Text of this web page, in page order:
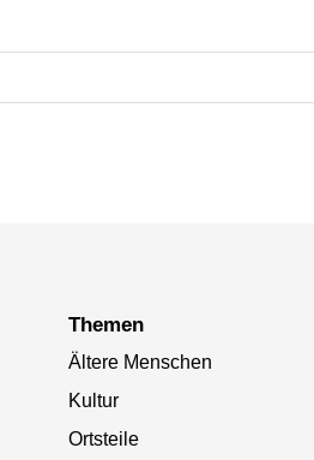
Themen
Ältere Menschen
Kultur
Ortsteile